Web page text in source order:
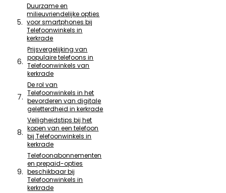
Duurzame en
milieuvriendelijke opties
voor smartphones bij
Telefoonwinkels in
kerkrade
Prijsvergelijking van
populaire telefoons in
Telefoonwinkels van
kerkrade
De rol van
Telefoonwinkels in het
bevorderen van digitale
geletterdheid in kerkrade
Veiligheidstips bij het
kopen van een telefoon
bij Telefoonwinkels in
kerkrade
Telefoonabonnementen
en prepaid-opties
beschikbaar bij
Telefoonwinkels in
kerkrade